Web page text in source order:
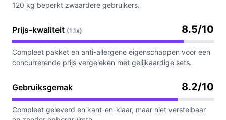
120 kg beperkt zwaardere gebruikers.
Prijs-kwaliteit (1.1x) 8.5/10
Compleet pakket en anti-allergene eigenschappen voor een
concurrerende prijs vergeleken met gelijkaardige sets.
Gebruiksgemak 8.2/10
Compleet geleverd en kant-en-klaar, maar niet verstelbaar